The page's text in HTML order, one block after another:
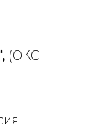
(ОКС